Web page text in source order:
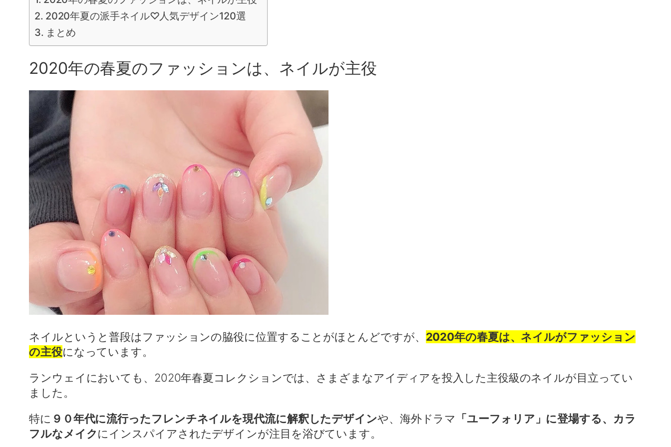
2020年夏の派手ネイル♡人気デザイン120選
まとめ
2020年の春夏のファッションは、ネイルが主役
ネイルというと普段はファッションの脇役に位置することがほとんどですが、 2020年の春夏は、ネイルがファッション
の主役になっています。
ランウェイにおいても、2020年春夏コレクションでは、さまざまなアイディアを投入した主役級のネイルが目立ってい
ました。
特に ９０年代に流行ったフレンチネイルを現代流に解釈したデザインや、海外ドラマ
「ユーフォリア」に登場する、カラ
フルなメイクにインスパイアされたデザインが注目を浴びています。